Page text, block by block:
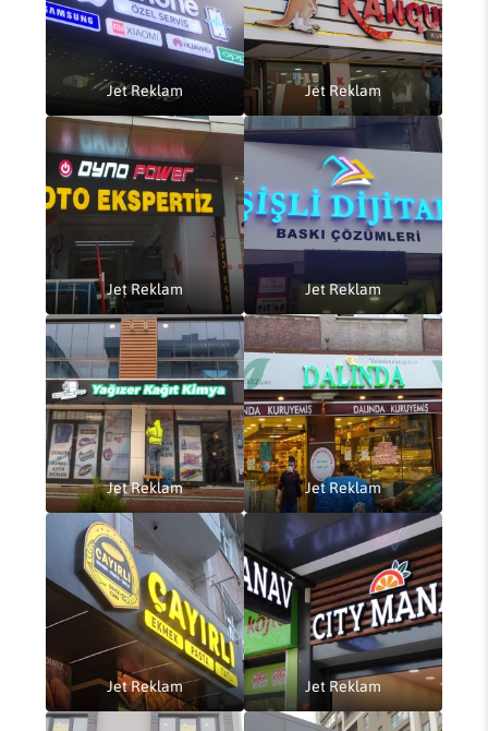
Jet Reklam Jet Reklam
Jet Reklam Jet Reklam
Jet Reklam Jet Reklam
Jet Reklam Jet Reklam